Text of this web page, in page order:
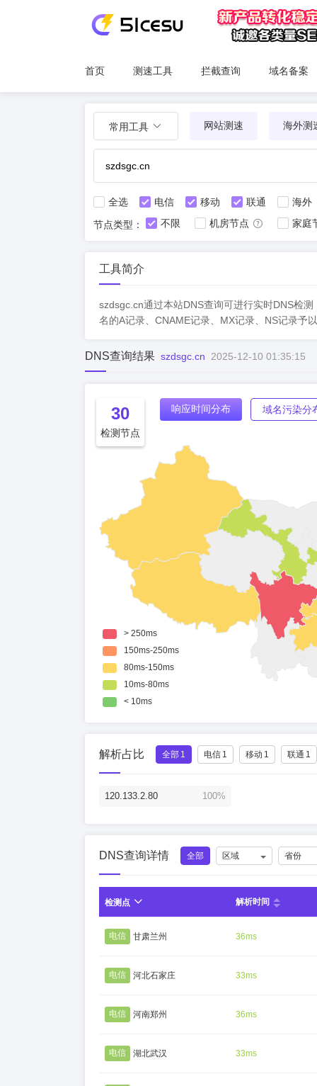
首页 测速工具 拦截查询 域名备案
常用工具 网站测速 海外测
全选 电信 移动 联通
海外
节点类型：
不限 机房节点 家庭
工具简介
szdsgc.cn通过本站DNS查询可进行实时DNS检
名的A记录、CNAME记录、MX记录、NS记录予
DNS查询结果 szdsgc.cn 2025-12-10 01:35:15
30
检测节点
响应时间分布 域名污染分
解析占比 全部 1 电信 1 移动 1 联通 1
120.133.2.80 100%
DNS查询详情 全部 区域 省份
检测点 解析时间
电信 甘肃兰州 36ms
电信 河北石家庄 33ms
电信 河南郑州 36ms
电信 湖北武汉 33ms